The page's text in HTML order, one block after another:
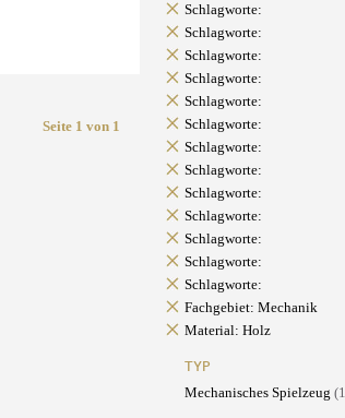
Seite 1 von 1
Schlagworte:
Schlagworte:
Schlagworte:
Schlagworte:
Schlagworte:
Schlagworte:
Schlagworte:
Schlagworte:
Schlagworte:
Schlagworte:
Schlagworte:
Schlagworte:
Schlagworte:
Fachgebiet: Mechanik
Material: Holz
TYP
Mechanisches Spielzeug